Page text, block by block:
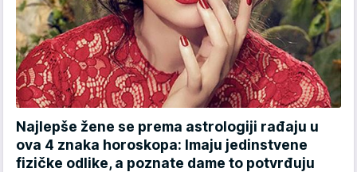
Najlepše žene se prema astrologiji rađaju u
ova 4 znaka horoskopa: Imaju jedinstvene
fizičke odlike, a poznate dame to potvrđuju